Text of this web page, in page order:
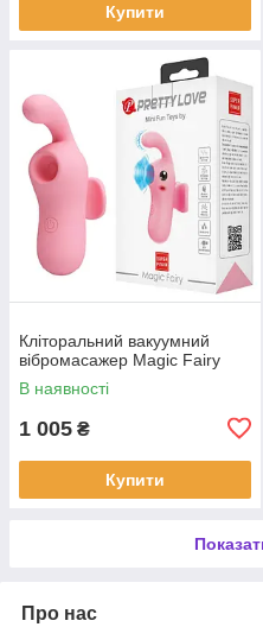
Купити
Кліторальний вакуумний
вібромасажер Magic Fairy
В наявності
1 005 ₴
Купити
Про нас